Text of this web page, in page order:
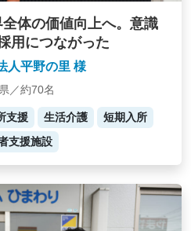
体の価値向上へ。意識
用につながった
人平野の里 様
／約70名
支援 生活介護
短期入所
支援施設